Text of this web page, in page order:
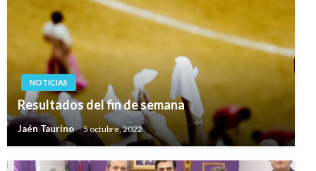
NOTICIAS
Resultados del fin de semana
Jaén Taurino 5 octubre, 2022